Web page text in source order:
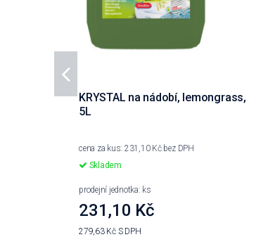
KRYSTAL na nádobí, lemongrass,
5L
cena za kus: 231,10 Kč bez DPH
Skladem
prodejní jednotka: ks
231,10 Kč
279,63 Kč S DPH